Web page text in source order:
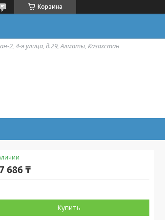
Корзина
2, 4-я улица, д.29, Алматы, Казахстан
686 ₸
Купить